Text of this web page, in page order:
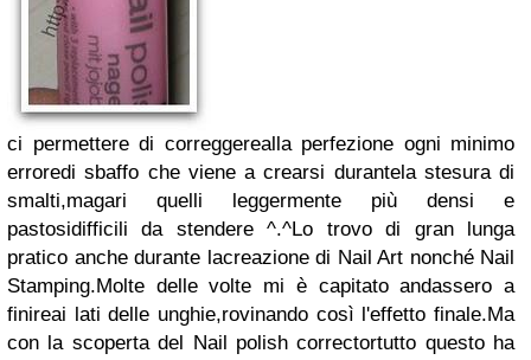
ci permettere di correggerealla perfezione ogni minimo
erroredi sbaffo che viene a crearsi durantela stesura di
smalti,magari quelli leggermente più densi e
pastosidifficili da stendere ^.^Lo trovo di gran lunga
pratico anche durante lacreazione di Nail Art nonché Nail
Stamping.Molte delle volte mi è capitato andassero a
finireai lati delle unghie,rovinando così l'effetto finale.Ma
con la scoperta del Nail polish correctortutto questo ha